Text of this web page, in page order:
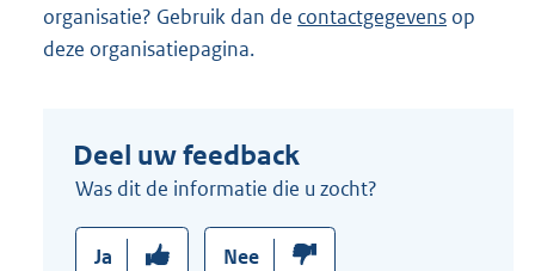
organisatie? Gebruik dan de contactgegevens op
deze organisatiepagina.
Deel uw feedback
Was dit de informatie die u zocht?
Ja Nee